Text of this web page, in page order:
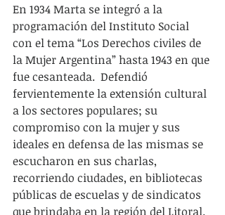
En 1934 Marta se integró a la
programación del Instituto Social
con el tema “Los Derechos civiles de
la Mujer Argentina” hasta 1943 en que
fue cesanteada.  Defendió
fervientemente la extensión cultural
a los sectores populares; su
compromiso con la mujer y sus
ideales en defensa de las mismas se
escucharon en sus charlas,
recorriendo ciudades, en bibliotecas
públicas de escuelas y de sindicatos
que brindaba en la región del Litoral.